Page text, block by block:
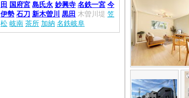
田 国府宮 島氏永 妙興寺 名鉄一宮 今
伊勢 石刀 新木曽川 黒田 木曽川堤 笠
松 岐南 茶所 加納 名鉄岐阜